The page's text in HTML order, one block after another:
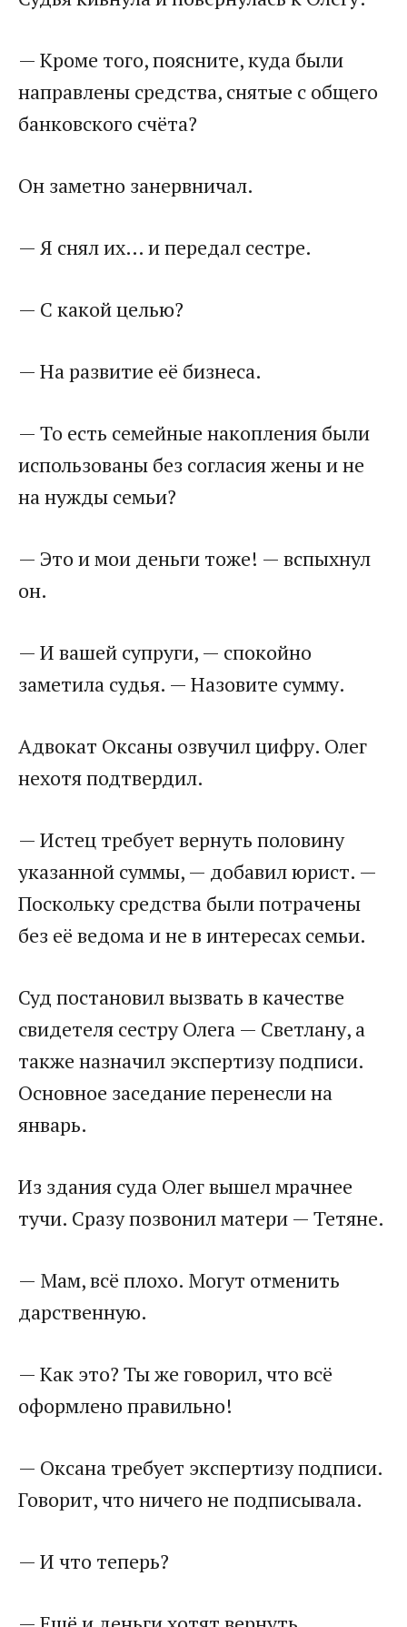
— Кроме того, поясните, куда были
направлены средства, снятые с общего
банковского счёта?
Он заметно занервничал.
— Я снял их… и передал сестре.
— С какой целью?
— На развитие её бизнеса.
— То есть семейные накопления были
использованы без согласия жены и не
на нужды семьи?
— Это и мои деньги тоже! — вспыхнул
он.
— И вашей супруги, — спокойно
заметила судья. — Назовите сумму.
Адвокат Оксаны озвучил цифру. Олег
нехотя подтвердил.
— Истец требует вернуть половину
указанной суммы, — добавил юрист. —
Поскольку средства были потрачены
без её ведома и не в интересах семьи.
Суд постановил вызвать в качестве
свидетеля сестру Олега — Светлану, а
также назначил экспертизу подписи.
Основное заседание перенесли на
январь.
Из здания суда Олег вышел мрачнее
тучи. Сразу позвонил матери — Тетяне.
— Мам, всё плохо. Могут отменить
дарственную.
— Как это? Ты же говорил, что всё
оформлено правильно!
— Оксана требует экспертизу подписи.
Говорит, что ничего не подписывала.
— И что теперь?